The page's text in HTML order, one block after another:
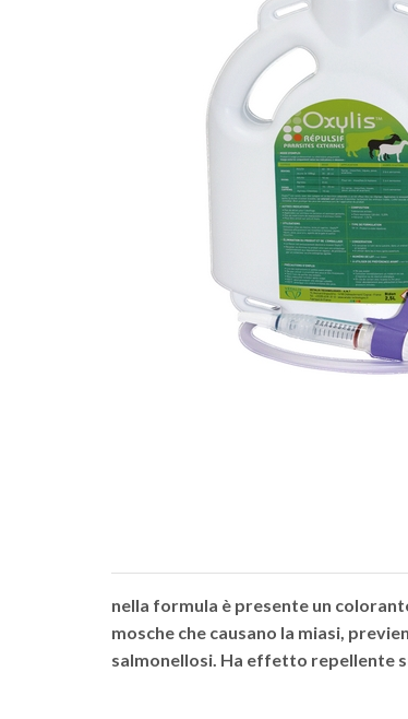
nella formula è presente un
mosche che causano la miasi,
salmonellosi. Ha effetto repellente